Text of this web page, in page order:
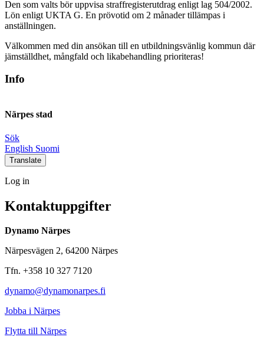
Den som valts bör uppvisa straffregisterutdrag enligt lag 504/2002.
Lön enligt UKTA G. En prövotid om 2 månader tillämpas i
anställningen.
Välkommen med din ansökan till en utbildningsvänlig kommun där
jämställdhet, mångfald och likabehandling prioriteras!
Info
Närpes stad
Sök
Social
link
Social
link
Social
link
Social
link
English Suomi
Translate
Log
Log in
Kontaktuppgifter
Dynamo Närpes
Närpesvägen 2, 64200 Närpes
Tfn. +358 10 327 7120
dynamo@dynamonarpes.fi
Jobba i Närpes
Flytta till Närpes